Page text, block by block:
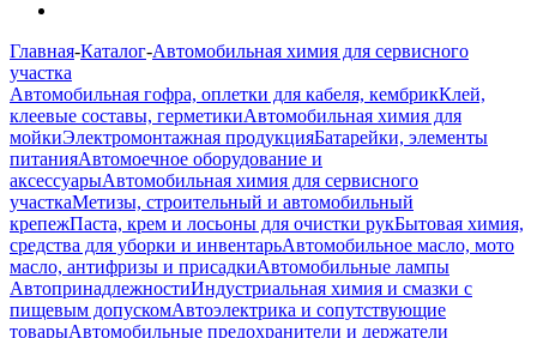
Главная-Каталог-Автомобильная химия для сервисного
участка
Автомобильная гофра, оплетки для кабеля, кембрикКлей,
клеевые составы, герметикиАвтомобильная химия для
мойкиЭлектромонтажная продукцияБатарейки, элементы
питанияАвтомоечное оборудование и
аксессуарыАвтомобильная химия для сервисного
участкаМетизы, строительный и автомобильный
крепежПаста, крем и лосьоны для очистки рукБытовая химия,
средства для уборки и инвентарьАвтомобильное масло, мото
масло, антифризы и присадкиАвтомобильные лампы
АвтопринадлежностиИндустриальная химия и смазки с
пищевым допускомАвтоэлектрика и сопутствующие
товарыАвтомобильные предохранители и держатели